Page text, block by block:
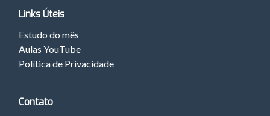
Links Úteis
Estudo do mês
Aulas YouTube
Política de Privacidade
Contato